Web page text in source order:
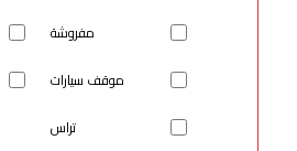
مفروشة
موقف سيارات
تراس